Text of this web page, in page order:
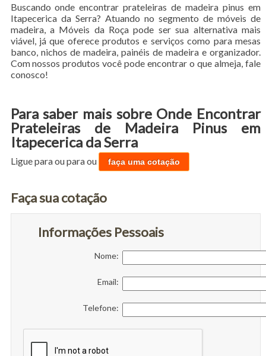
Buscando onde encontrar prateleiras de madeira pinus em
Itapecerica da Serra? Atuando no segmento de móveis de
madeira, a Móveis da Roça pode ser sua alternativa mais
viável, já que oferece produtos e serviços como para mesas
banco, nichos de madeira, painéis de madeira e organizador.
Com nossos produtos você pode encontrar o que almeja, fale
conosco!
Para saber mais sobre Onde Encontrar
Prateleiras de Madeira Pinus em
Itapecerica da Serra
Ligue paraou paraou faça uma cotação
Faça sua cotação
Informações Pessoais
Nome:
Email:
Telefone: